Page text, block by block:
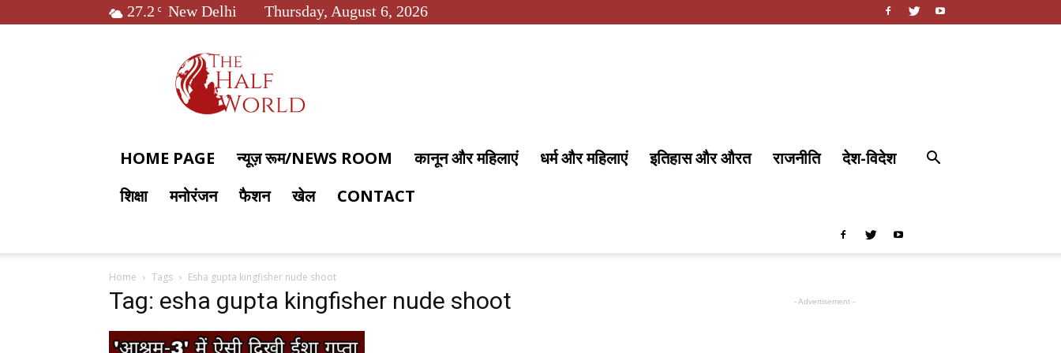
27.2 C New Delhi Thursday, August 6, 2026
World
HOME PAGE न्यूज़ रूम/NEWS ROOM कानून और महिलाएं धर्म और महिलाएं इतिहास और औरत राजनीति
देश-विदेश
शिक्षा
मनोरंजन फैशन खेल CONTACT
Home Tags Esha gupta kingfisher nude shoot
Tag: esha gupta kingfisher nude shoot - Advertisement -